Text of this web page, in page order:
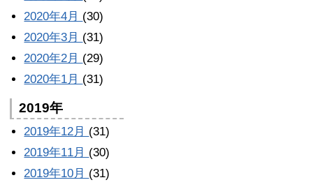
2020年4月 (30)
2020年3月 (31)
2020年2月 (29)
2020年1月 (31)
2019年
2019年12月 (31)
2019年11月 (30)
2019年10月 (31)